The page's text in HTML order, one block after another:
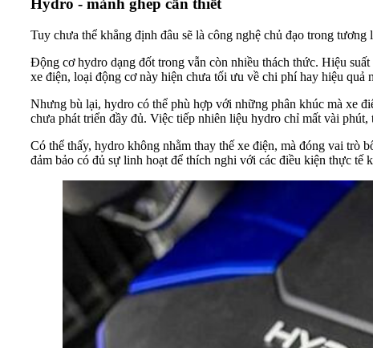
Hydro - mảnh ghép cần thiết
Tuy chưa thể khẳng định đâu sẽ là công nghệ chủ đạo trong
Động cơ hydro dạng đốt trong vẫn còn nhiều thách thức. Hiệu
xe điện, loại động cơ này hiện chưa tối ưu về chi phí hay hiệu quả
Nhưng bù lại, hydro có thể phù hợp với những phân khúc mà xe
chưa phát triển đầy đủ. Việc tiếp nhiên liệu hydro chỉ mất vài
Có thể thấy, hydro không nhằm thay thế xe điện, mà đóng vai trò
đảm bảo có đủ sự linh hoạt để thích nghi với các điều kiện thực tế